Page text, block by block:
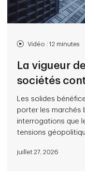
Vidéo 12 minutes
La vigueur
sociétés
Les solides
porter les marchés
interrogations que
tensions
juillet 27, 2026